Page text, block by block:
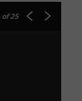
of 25